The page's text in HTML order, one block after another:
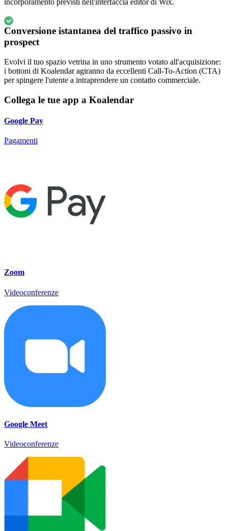
incorporamento previsti nell'interfaccia editor di Wix.
Conversione istantanea del traffico passivo in
prospect
Evolvi il tuo spazio vetrina in uno strumento votato all'acquisizione:
i bottoni di Koalendar agiranno da eccellenti Call-To-Action (CTA)
per spingere l'utente a intraprendere un contatto commerciale.
Collega le tue app a Koalendar
Google Pay
Pagamenti
Zoom
Videoconferenze
Google Meet
Videoconferenze